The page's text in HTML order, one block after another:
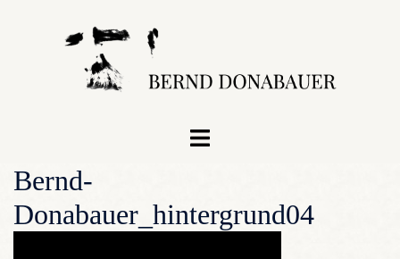
Menü
Bernd-
Donabauer_hintergrund04